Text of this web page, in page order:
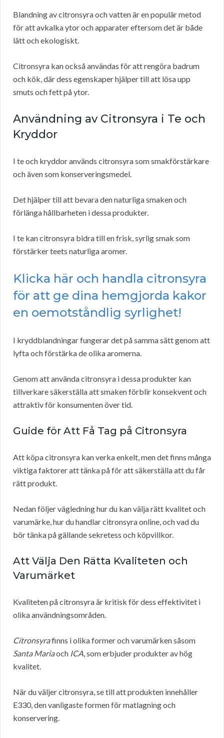
Blandning av citronsyra och vatten är en populär metod
för att avkalka ytor och apparater eftersom det är både
lätt och ekologiskt.
Citronsyra kan också användas för att rengöra badrum
och kök, där dess egenskaper hjälper till att lösa upp
smuts och fett på ytor.
Användning av Citronsyra i Te och
Kryddor
I te och kryddor används citronsyra som smakförstärkare
och även som konserveringsmedel.
Det hjälper till att bevara den naturliga smaken och
förlänga hållbarheten i dessa produkter.
I te kan citronsyra bidra till en frisk, syrlig smak som
förstärker teets naturliga aromer.
Klicka här och handla citronsyra
för att ge dina hemgjorda kakor
en oemotståndlig syrlighet!
I kryddblandningar fungerar det på samma sätt genom att
lyfta och förstärka de olika aromerna.
Genom att använda citronsyra i dessa produkter kan
tillverkare säkerställa att smaken förblir konsekvent och
attraktiv för konsumenten över tid.
Guide för Att Få Tag på Citronsyra
Att köpa citronsyra kan verka enkelt, men det finns många
viktiga faktorer att tänka på för att säkerställa att du får
rätt produkt.
Nedan följer vägledning hur du kan välja rätt kvalitet och
varumärke, hur du handlar citronsyra online, och vad du
bör tänka på gällande sekretess och köpvillkor.
Att Välja Den Rätta Kvaliteten och
Varumärket
Kvaliteten på citronsyra är kritisk för dess effektivitet i
olika användningsområden.
Citronsyrafinns i olika former och varumärken såsom
Santa Mariaoch ICA, som erbjuder produkter av hög
kvalitet.
När du väljer citronsyra, se till att produkten innehåller
E330, den vanligaste formen för matlagning och
konservering.